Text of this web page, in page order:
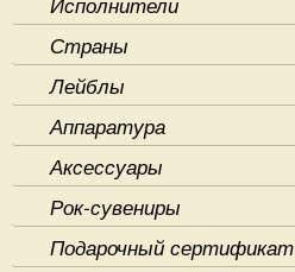
Страны
Лейблы
Аппаратура
Аксессуары
Рок-сувениры
Подарочный сертификат